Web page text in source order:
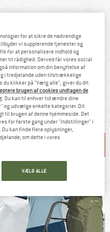
for at sikre de nødvendige
vi supplerende tjenester og
for at personalisere indhold og
til rådighed. Derved får vores social
information om din benyttelse af
i tredjelande uden tilstrækkelige
du klikker på "Vælg alle", giver du dit
brugen af cookies undtagen de
. Du kan til enhver tid ændre dine
og udvælge enkelte kategorier. Dit
til brugen af denne hjemmeside. Det
for første gang under "Indstillinger" i
kan finde flere oplysninger,
om dette i vores
VÆLG ALLE